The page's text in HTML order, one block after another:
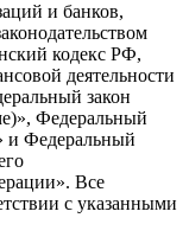
и банков,
кодекс РФ,
деятельности
закон
Федеральный
и Федеральный
Все
с указанными